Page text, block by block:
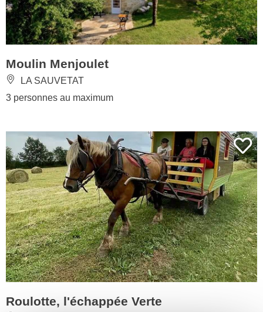
Moulin Menjoulet
LA SAUVETAT
3 personnes au maximum
Roulotte, l'échappée Verte